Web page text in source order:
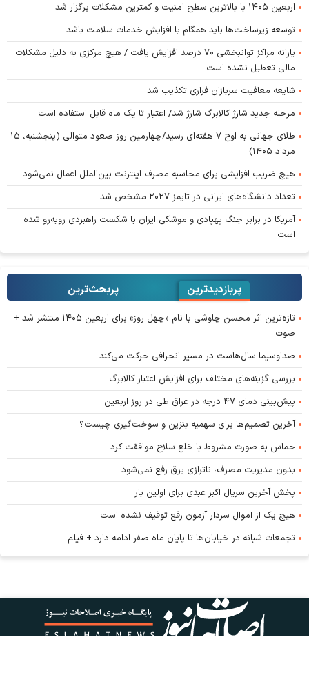
اربعین ۱۴۰۵ با بالاترین سطح امنیت و کمترین مشکلات برگزار شد
توسعه زیرساخت‌ها باید همگام با افزایش خدمات سلامت باشد
یارانه مراکز توانبخشی ۷۰ درصد افزایش یافت / هیچ مرکزی به دلیل مشکلات
مالی تعطیل نشده است
شایعه معافیت سربازان فراری تکذیب شد
مرحله جدید شارژ کالابرگ شارژ شد/ اعتبار تا یک ماه قابل استفاده است
طلای جهانی به اوج ۷ هفته‌ای رسید/چهارمین روز صعود متوالی (پنجشنبه، ۱۵
مرداد ۱۴۰۵)
هیچ ضریب افزایشی برای محاسبه مصرف اینترنت بین‌الملل اعمال نمی‌شود
تعداد دانشگاه‌های ایرانی در تایمز ۲۰۲۷ مشخص شد
آمریکا در برابر جنگ پهپادی و موشکی ایران با شکست راهبردی روبه‌رو شده
است
پربازدیدترین پربحث‌ترین‌
تازه‌ترین اثر محسن چاوشی با نام «چهل روز» برای اربعین ۱۴۰۵ منتشر شد +
صوت
صداوسیما سال‌هاست در مسیر انحرافی حرکت می‌کند
بررسی گزینه‌های مختلف برای افزایش اعتبار کالابرگ
پیش‌بینی دمای ۴۷ درجه در عراق طی در روز اربعین
آخرین تصمیم‌ها برای سهمیه بنزین و سوخت‌گیری چیست؟
حماس به صورت مشروط با خلع سلاح موافقت کرد
بدون مدیریت مصرف، ناترازی برق رفع نمی‌شود
پخش آخرین سریال اکبر عبدی برای اولین بار
هیچ یک از اموال سردار آزمون رفع توقیف نشده است
تجمعات شبانه در خیابان‌ها تا پایان ماه صفر ادامه دارد + فیلم